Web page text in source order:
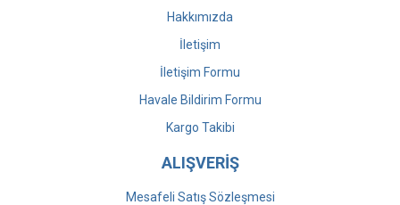
Hakkımızda
İletişim
İletişim Formu
Havale Bildirim Formu
Kargo Takibi
ALIŞVERİŞ
Mesafeli Satış Sözleşmesi